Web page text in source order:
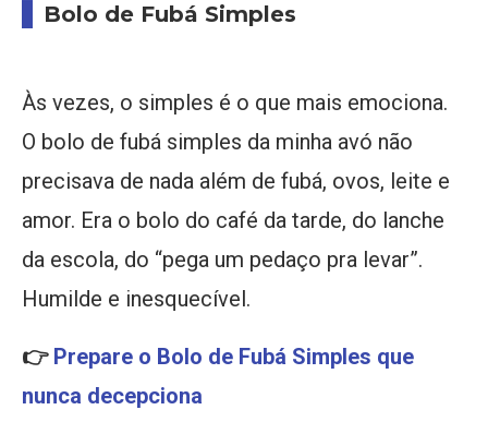
Bolo de Fubá Simples
Às vezes, o simples é o que mais emociona.
O bolo de fubá simples da minha avó não
precisava de nada além de fubá, ovos, leite e
amor. Era o bolo do café da tarde, do lanche
da escola, do “pega um pedaço pra levar”.
Humilde e inesquecível.
👉 Prepare o Bolo de Fubá Simples que
nunca decepciona